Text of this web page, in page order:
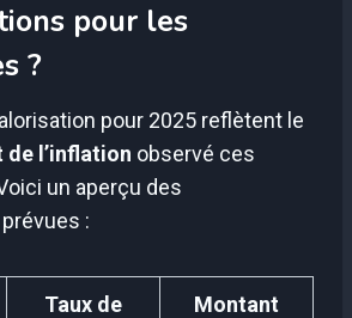
pour les
?
pour 2025 reflètent le
l’inflation observé ces
un aperçu des
:
Taux de
Montant